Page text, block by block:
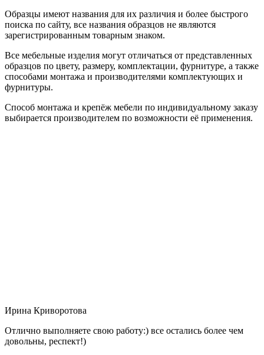
Образцы имеют названия для их различия и более быстрого
поиска по сайту, все названия образцов не являются
зарегистрированным товарным знаком.
Все мебельные изделия могут отличаться от представленных
образцов по цвету, размеру, комплектации, фурнитуре, а также
способами монтажа и производителями комплектующих и
фурнитуры.
Способ монтажа и крепёж мебели по индивидуальному заказу
выбирается производителем по возможности её применения.
Ирина Криворотова
Отлично выполняете свою работу:) все остались более чем
довольны, респект!)